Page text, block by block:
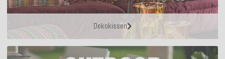
Dekokissen